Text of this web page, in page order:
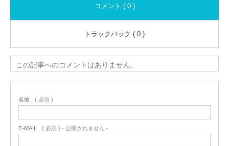
コメント ( 0 )
トラックバック ( 0 )
この記事へのコメントはありません。
名前 ( 必須 )
E-MAIL ( 必須 ) - 公開されません -